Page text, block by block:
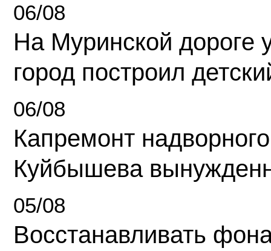
06/08
На Муринской дороге
город построил
06/08
Капремонт
Куйбышева
05/08
Восстанавливать